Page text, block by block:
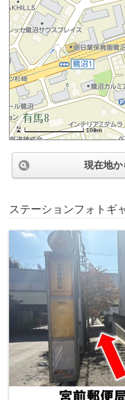
100m
現在地か
ステーションフォトギ